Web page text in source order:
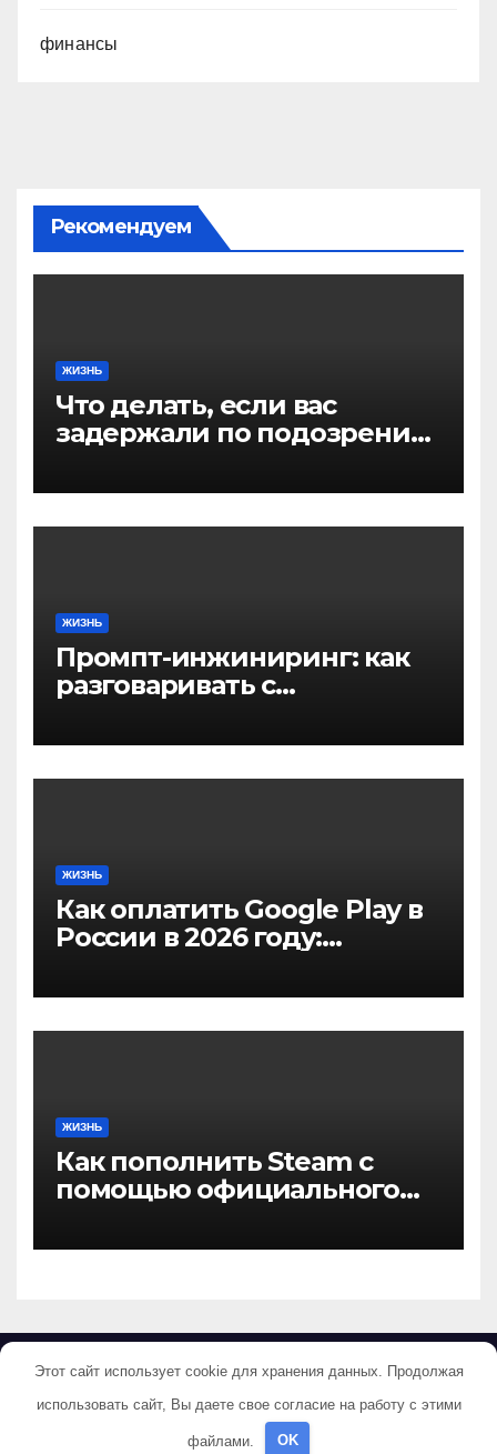
финансы
Рекомендуем
ЖИЗНЬ
Что делать, если вас
задержали по подозрению
преступления: пошаговая
ЖИЗНЬ
Промпт-инжиниринг: как
разговаривать с
получить нужный
ЖИЗНЬ
Как оплатить Google Play в
России в 2026 году:
инструкции
ЖИЗНЬ
Как пополнить Steam с
помощью официального
Маяк Мира
Этот сайт использует cookie для хранения данных. Продолжая
использовать сайт, Вы даете свое согласие на работу с этими
файлами. OK